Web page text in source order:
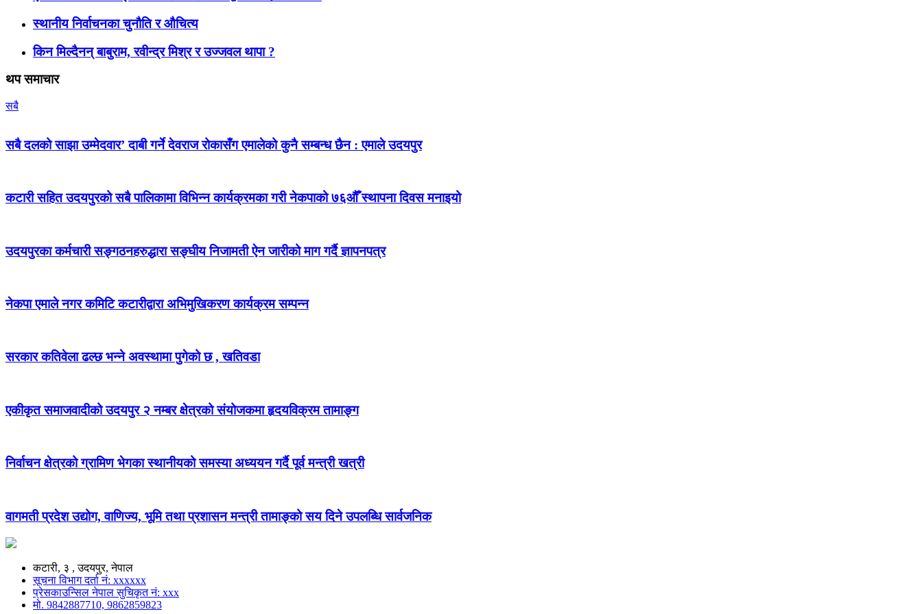
स्थानीय निर्वाचनका चुनौति र औचित्य
किन मिल्दैनन् बाबुराम, रवीन्द्र मिश्र र उज्जवल थापा ?
थप समाचार
सबै
सबै दलको साझा उम्मेदवार’ दाबी गर्ने देवराज रोकासँग एमालेको कुनै सम्बन्ध छैन : एमाले उदयपुर
कटारी सहित उदयपुरको सबै पालिकामा विभिन्न कार्यक्रमका गरी नेकपाको ७६औँ स्थापना दिवस मनाइयो
उदयपुरका कर्मचारी सङ्गठनहरुद्धारा सङ्घीय निजामती ऐन जारीको माग गर्दै ज्ञापनपत्र
नेकपा एमाले नगर कमिटि कटारीद्वारा अभिमुखिकरण कार्यक्रम सम्पन्न
सरकार कतिवेला ढल्छ भन्ने अवस्थामा पुगेको छ , खतिवडा
एकीकृत समाजवादीको उदयपुर २ नम्बर क्षेत्रको संयोजकमा हृदयविक्रम तामाङ्ग
निर्वाचन क्षेत्रको ग्रामिण भेगका स्थानीयको समस्या अध्ययन गर्दै पूर्व मन्त्री खत्री
वागमती प्रदेश उद्योग, वाणिज्य, भूमि तथा प्रशासन मन्त्री तामाङ्को सय दिने उपलब्धि सार्वजनिक
कटारी, ३ , उदयपुर, नेपाल
सूचना विभाग दर्ता नं: xxxxxx
प्रेसकाउन्सिल नेपाल सुचिकृत नं: xxx
मो. 9842887710, 9862859823